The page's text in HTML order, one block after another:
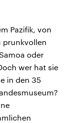
Pazifik, von
prunkvollen
oder
wer hat sie
in den 35